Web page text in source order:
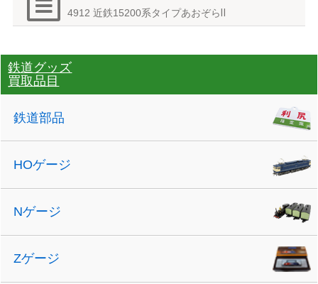
4912 近鉄15200系タイプあおぞらⅡ
鉄道グッズ
買取品目
鉄道部品
HOゲージ
Nゲージ
Zゲージ